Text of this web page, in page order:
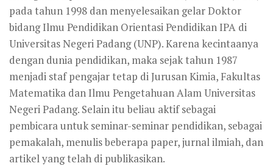
pada tahun 1998 dan menyelesaikan gelar Doktor
bidang Ilmu Pendidikan Orientasi Pendidikan IPA di
Universitas Negeri Padang (UNP). Karena kecintaanya
dengan dunia pendidikan, maka sejak tahun 1987
menjadi staf pengajar tetap di Jurusan Kimia, Fakultas
Matematika dan Ilmu Pengetahuan Alam Universitas
Negeri Padang. Selain itu beliau aktif sebagai
pembicara untuk seminar-seminar pendidikan, sebagai
pemakalah, menulis beberapa paper, jurnal ilmiah, dan
artikel yang telah di publikasikan.